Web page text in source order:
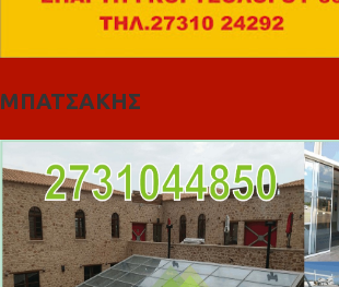
ΜΠΑΤΣΑΚΗΣ